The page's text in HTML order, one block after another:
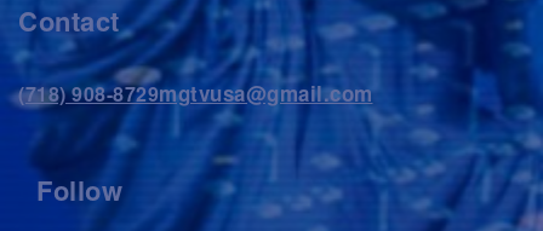
Contact
(718) 908-8729mgtvusa@gmail.com
Follow